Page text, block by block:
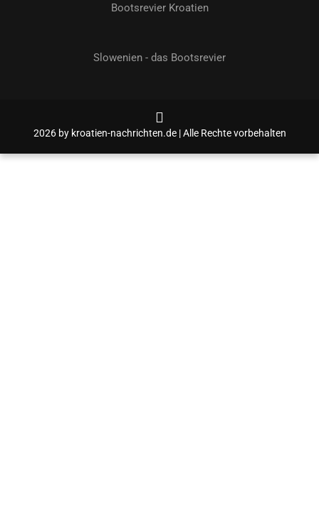
Bootsrevier Kroatien
Slowenien - das Bootsrevier
2026 by kroatien-nachrichten.de | Alle Rechte vorbehalten